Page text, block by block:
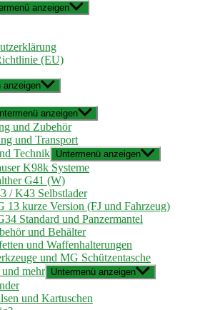
anzeigen
(EU)
anzeigen
anzeigen
und Zubehör
und Transport
Technik Untermenü anzeigen
K98k Systeme
G41 (W)
/ K43 Selbstlader
13 kurze Version (FJ und Fahrzeug)
Standard und Panzermantel
und Behälter
und Waffenhalterungen
und MG Schützentasche
mehr Untermenü anzeigen
und Kartuschen